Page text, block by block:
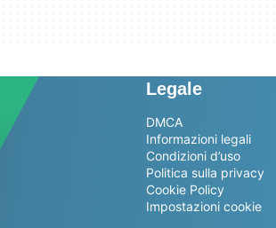
Legale
DMCA
Informazioni legali
Condizioni d’uso
Politica sulla privacy
Cookie Policy
Impostazioni cookie